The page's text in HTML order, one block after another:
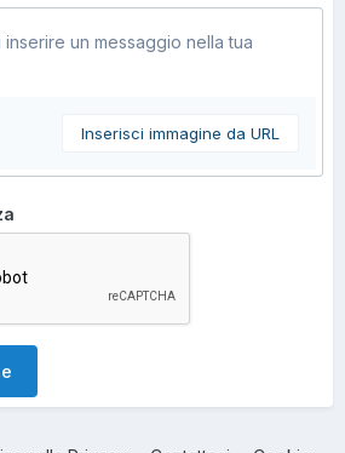
un messaggio nella tua
Inserisci immagine da URL